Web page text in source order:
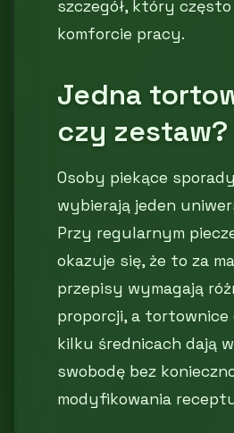
szczegół, który
komforcie pracy.
Jedna
czy zestaw?
Osoby piekące
wybierają jeden
Przy regularnym
okazuje się, że to za
przepisy wymagają
proporcji, a tortownice
kilku średnicach dają
swobodę bez
modyfikowania